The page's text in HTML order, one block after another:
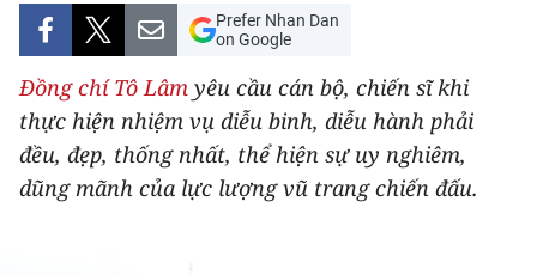
XÃ HỘI
PHÁP LUẬT
DU LỊCH
THẾ GIỚI
Prefer Nhan Dan
on Google
Đồng chí Tô Lâm yêu cầu cán bộ, chiến sĩ khi
thực hiện nhiệm vụ diễu binh, diễu hành phải
đều, đẹp, thống nhất, thể hiện sự uy nghiêm,
dũng mãnh của lực lượng vũ trang chiến đấu.